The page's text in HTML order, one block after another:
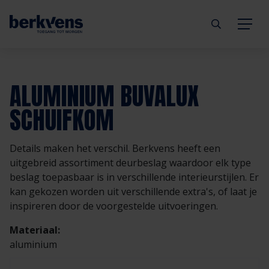
Deuren
Kozijnen
Hang- & sluitwerk
Diensten
Technische documentatie
Eengezinswoning
Meergezinswoning
Utiliteitsgebouw
Prefab woning
Aannemer
Architect
Projectontwikkelaar
Handelspartner
Inbraakwerend
Brandwerend
Geluidwerend
Rookwerend
Duurzaamheid
mijndeur.nl
Webshop
Inspiratie
Verkooppunten
Veelgestelde vragen
Blog
Organisatie
Duurzaamheid
GND Garantiedeuren
Werken bij Berkvens
ALUMINIUM BUVALUX
SCHUIFKOM
Details maken het verschil. Berkvens heeft een
uitgebreid assortiment deurbeslag waardoor elk type
beslag toepasbaar is in verschillende interieurstijlen. Er
kan gekozen worden uit verschillende extra's, of laat je
inspireren door de voorgestelde uitvoeringen.
Materiaal:
aluminium